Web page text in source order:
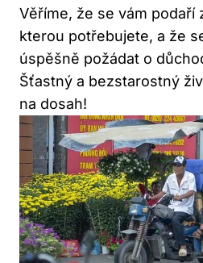
Věříme, že se vám podaří
kterou potřebujete, a že
úspěšně požádat o
Šťastný a bezstarostný
na dosah!